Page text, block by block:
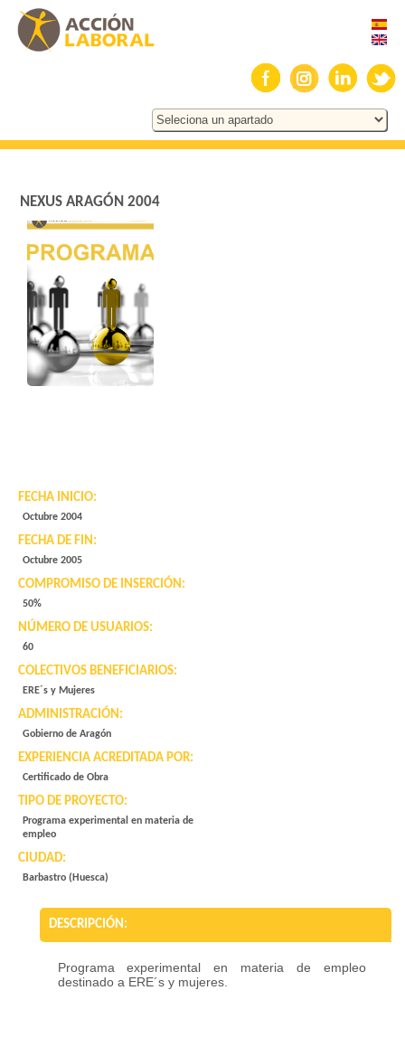
NEXUS ARAGÓN 2004
FECHA INICIO:
Octubre 2004
FECHA DE FIN:
Octubre 2005
COMPROMISO DE INSERCIÓN:
50%
NÚMERO DE USUARIOS:
60
COLECTIVOS BENEFICIARIOS:
ERE´s y Mujeres
ADMINISTRACIÓN:
Gobierno de Aragón
EXPERIENCIA ACREDITADA POR:
Certificado de Obra
TIPO DE PROYECTO:
Programa experimental en materia de
empleo
CIUDAD:
Barbastro (Huesca)
DESCRIPCIÓN:
Programa experimental en materia de empleo
destinado a ERE´s y mujeres.